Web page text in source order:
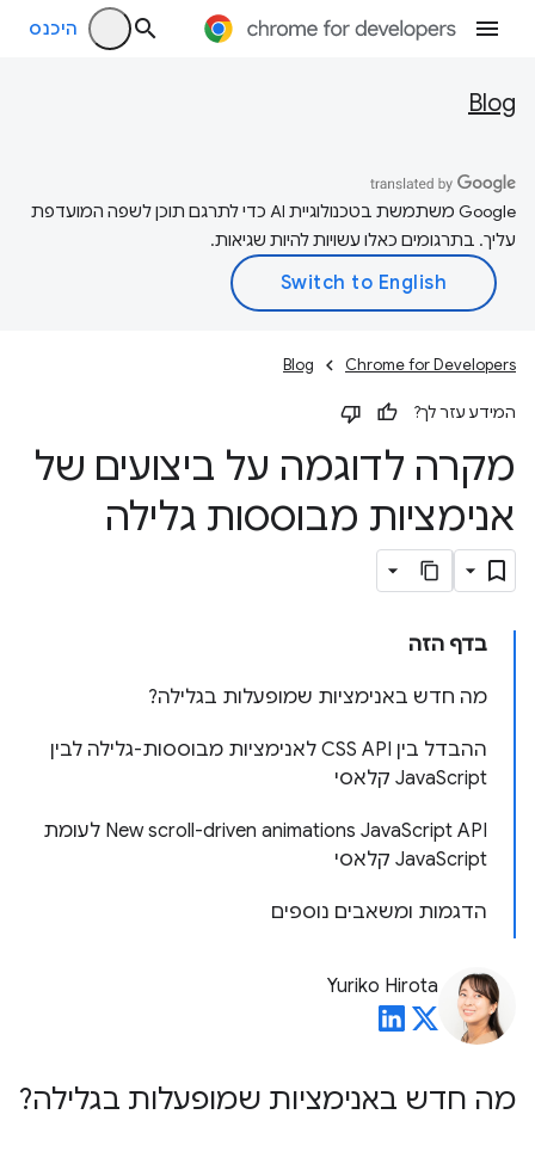
היכנס
Blog
‫Google משתמשת בטכנולוגיית AI כדי לתרגם תוכן לשפה המועדפת
עליך. בתרגומים כאלו עשויות להיות שגיאות.
Chrome for Developers
Blog
המידע עזר לך?
מקרה לדוגמה על ביצועים של
אנימציות מבוססות גלילה
בדף הזה
מה חדש באנימציות שמופעלות בגלילה?
ההבדל בין CSS API לאנימציות מבוססות-גלילה לבין
JavaScript קלאסי
‫New scroll-driven animations JavaScript API לעומת
JavaScript קלאסי
הדגמות ומשאבים נוספים
Yuriko Hirota
מה חדש באנימציות שמופעלות בגלילה?